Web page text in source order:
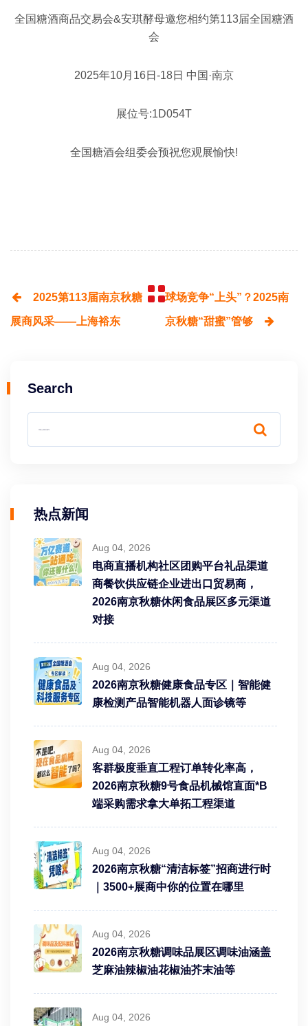
全国糖酒商品交易会&安琪酵母邀您相约第113届全国糖酒
会
2025年10月16日-18日 中国·南京
展位号:1D054T
全国糖酒会组委会预祝您观展愉快!
2025第113届南京秋糖
展商风采——上海裕东
球场竞争“上头”？2025南
京秋糖“甜蜜”管够
Search
热点新闻
Aug 04, 2026
电商直播机构社区团购平台礼品渠道
商餐饮供应链企业进出口贸易商，
2026南京秋糖休闲食品展区多元渠道
对接
Aug 04, 2026
2026南京秋糖健康食品专区｜智能健
康检测产品智能机器人面诊镜等
Aug 04, 2026
客群极度垂直工程订单转化率高，
2026南京秋糖9号食品机械馆直面*B
端采购需求拿大单拓工程渠道
Aug 04, 2026
2026南京秋糖“清洁标签”招商进行时
｜3500+展商中你的位置在哪里
Aug 04, 2026
2026南京秋糖调味品展区调味油涵盖
芝麻油辣椒油花椒油芥末油等
Aug 04, 2026